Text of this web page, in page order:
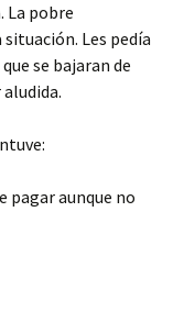
La pobre
Les pedía
se bajaran de
pagar aunque no